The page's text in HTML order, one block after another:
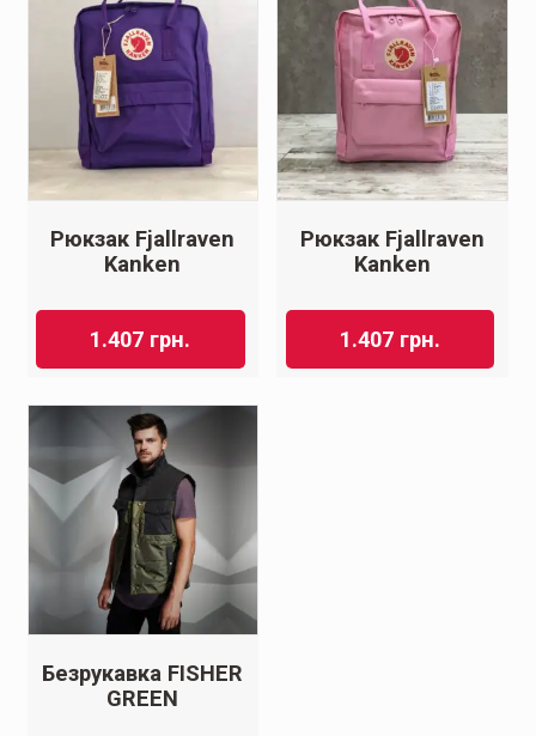
Рюкзак Fjallraven
Kanken
1.407 грн.
Рюкзак Fjallraven
Kanken
1.407 грн.
Безрукавка FISHER
GREEN